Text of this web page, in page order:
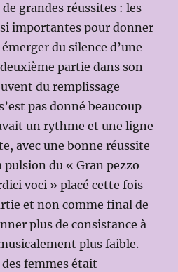
grandes réussites : les
importantes pour donner
du silence d’une
partie dans son
du remplissage
pas donné beaucoup
un rythme et une ligne
avec une bonne réussite
pulsion du « Gran pezzo
voci » placé cette fois
et non comme final de
plus de consistance à
plus faible.
femmes était